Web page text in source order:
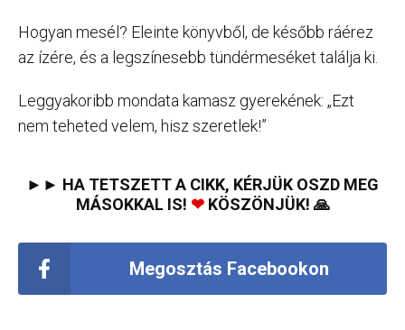
Hogyan mesél? Eleinte könyvből, de később ráérez
az ízére, és a legszínesebb tündérmeséket találja ki.
Leggyakoribb mondata kamasz gyerekének: „Ezt
nem teheted velem, hisz szeretlek!”
►► HA TETSZETT A CIKK, KÉRJÜK OSZD MEG
MÁSOKKAL IS! ❤KÖSZÖNJÜK! 🙏
Megosztás Facebookon